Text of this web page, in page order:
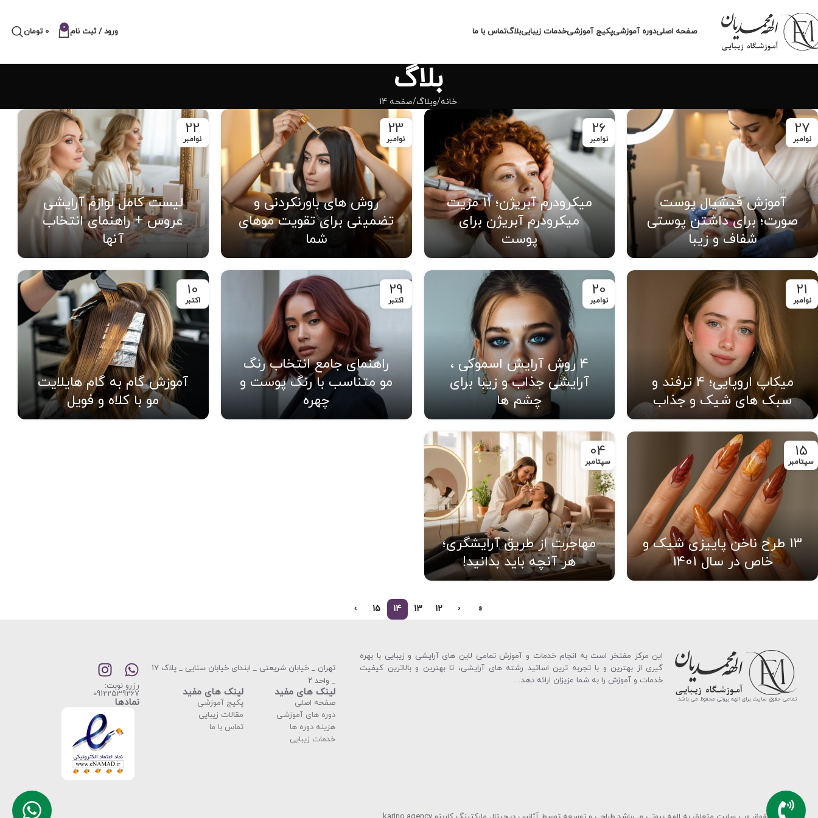
صفحه اصلیدوره آموزشیپکیج آموزشیخدمات زیباییبلاگتماس با ما ورود / ثبت نام 0
0 تومان
بلاگ
خانه وبلاگ صفحه 14
27
نوامبر
آموزش فیشیال پوست
صورت؛ برای داشتن پوستی
شفاف و زیبا
26
نوامبر
میکرودرم آبریژن؛ 11 مزیت
میکرودرم آبریژن برای
پوست
23
نوامبر
روش های باورنکردنی و
تضمینی برای تقویت موهای
شما
22
نوامبر
لیست کامل لوازم آرایشی
عروس + راهنمای انتخاب
آنها
21
نوامبر
میکاپ اروپایی؛ 4 ترفند و
سبک های شیک و جذاب
20
نوامبر
4 روش آرایش اسموکی ،
آرایشی جذاب و زیبا برای
چشم ها
29
اکتبر
راهنمای جامع انتخاب رنگ
مو متناسب با رنگ پوست و
چهره
10
اکتبر
آموزش گام به گام هایلایت
مو با کلاه و فویل
15
سپتامبر
13 طرح ناخن پاییزی شیک و
خاص در سال 1401
04
سپتامبر
مهاجرت از طریق آرایشگری؛
هر آنچه باید بدانید!
«
‹
12
13
14
15
›
تمامی حقوق سایت برای الهه بیوتی محفوظ می باشد.
این مركز مفتخر است به انجام خدمات و آموزش تمامی لاین های آرایشی و زیبایی با بهره
گیری از بهترین و با تجربه ترین اساتید رشته های آرایشی، تا بهترین و بالاترین كیفیت
خدمات و آموزش را به شما عزیزان ارائه دهد…
تهران _ خیابان شریعتی _ ابندای خیابان سنایی _ پلاک ۱۷
_ واحد ۲
لینک های مفید
صفحه اصلی
دوره های آموزشی
هزینه دوره ها
خدمات زیبایی
لینک های مفید
پکیج آموزشی
مقالات زیبایی
تماس با ما
رزرو نوبت:
09122539267
نمادها